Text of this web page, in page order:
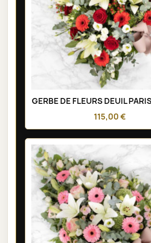
GERBE DE FLEURS DEUIL
115,00 €